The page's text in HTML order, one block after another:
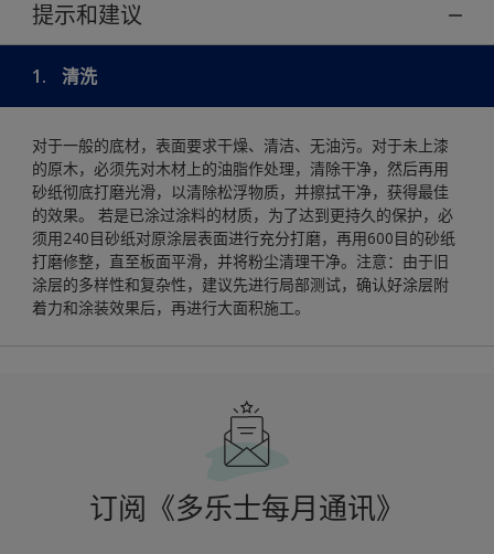
提示和建议
1. 清洗
对于一般的底材，表面要求干燥、清洁、无油污。对于未上漆
的原木，必须先对木材上的油脂作处理，清除干净，然后再用
砂纸彻底打磨光滑，以清除松浮物质，并擦拭干净，获得最佳
的效果。 若是已涂过涂料的材质，为了达到更持久的保护，必
须用240目砂纸对原涂层表面进行充分打磨，再用600目的砂纸
打磨修整，直至板面平滑，并将粉尘清理干净。注意：由于旧
涂层的多样性和复杂性，建议先进行局部测试，确认好涂层附
着力和涂装效果后，再进行大面积施工。
订阅《多乐士每月通讯》